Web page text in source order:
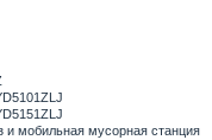
мобильная мусорная станция